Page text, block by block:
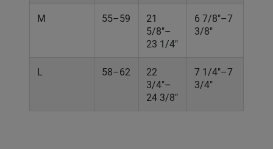
M 55–59
21
5/8"–
23 1/4"
6 7/8"–7
3/8"
L 58–62
22
3/4"–
24 3/8"
7 1/4"–7
3/4"